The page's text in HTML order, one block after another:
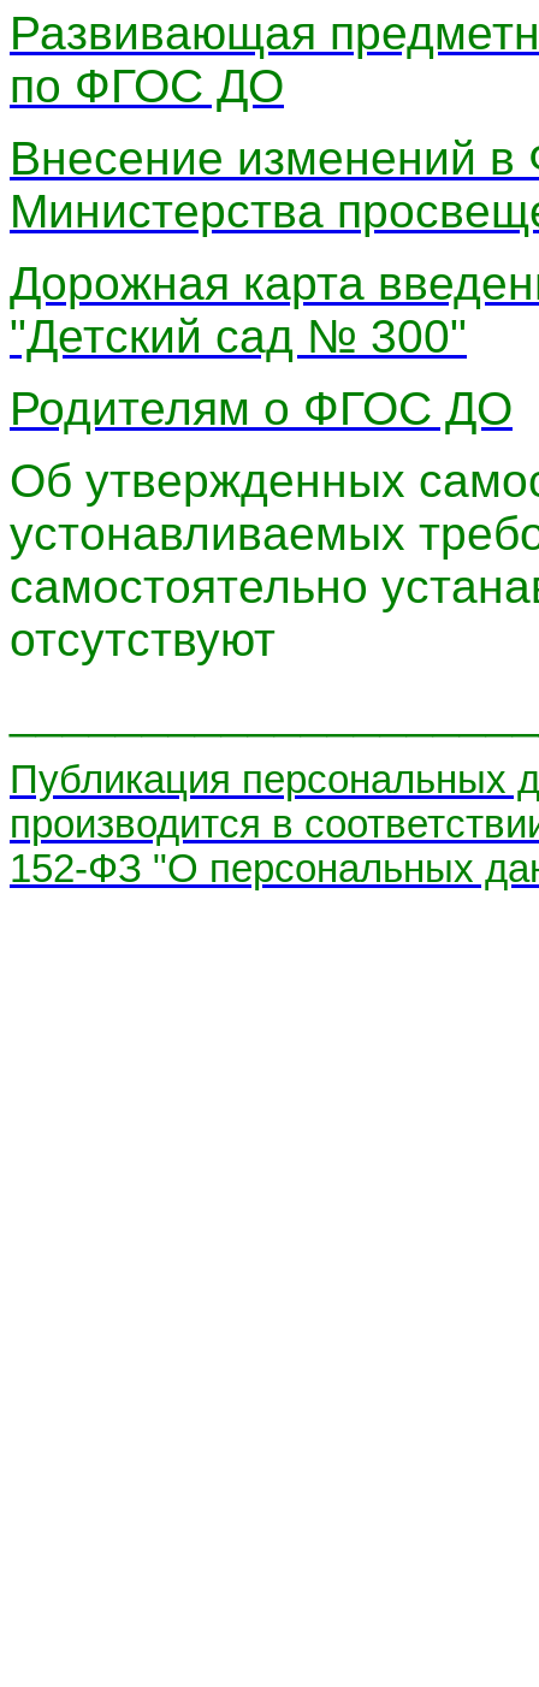
Развивающая
по ФГОС ДО
Внесение изменений
Министерства
Дорожная карта
"Детский сад № 300"
Родителям о ФГОС ДО
Об утвержденных
устонавливаемых
самостоятельно
отсутствуют
Публикация персональных
производится в
152-ФЗ "О персональных